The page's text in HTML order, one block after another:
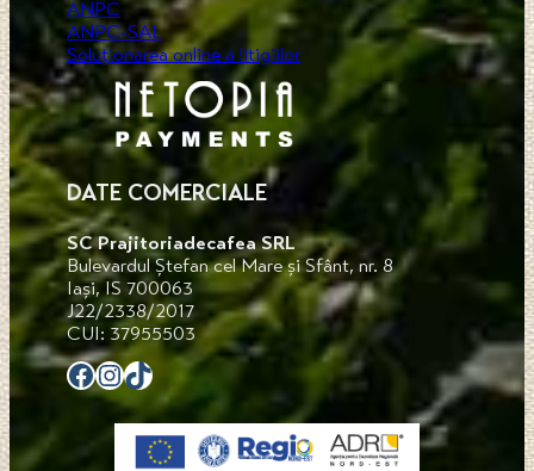
ANPC
ANPC-SAL
Soluționarea online a litigiilor
DATE COMERCIALE
SC Prajitoriadecafea SRL
Bulevardul Ștefan cel Mare și Sfânt, nr. 8
Iași, IS 700063
J22/2338/2017
CUI: 37955503
Facebook Instagram TikTok